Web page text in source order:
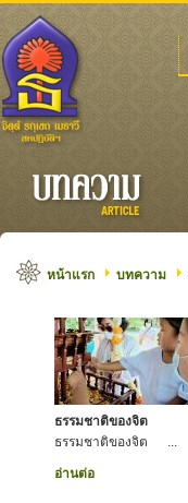
หน้าแรก บทความ
ธรรมชาติของจิต
ธรรมชาติของจิต ...
อ่านต่อ